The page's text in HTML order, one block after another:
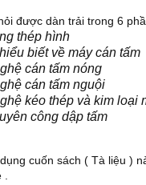
được dàn trải trong 6
thép hình
biết về máy cán tấm
cán tấm nóng
cán tấm nguội
kéo thép và kim loại
công dập tấm
cuốn sách ( Tà liệu )
.